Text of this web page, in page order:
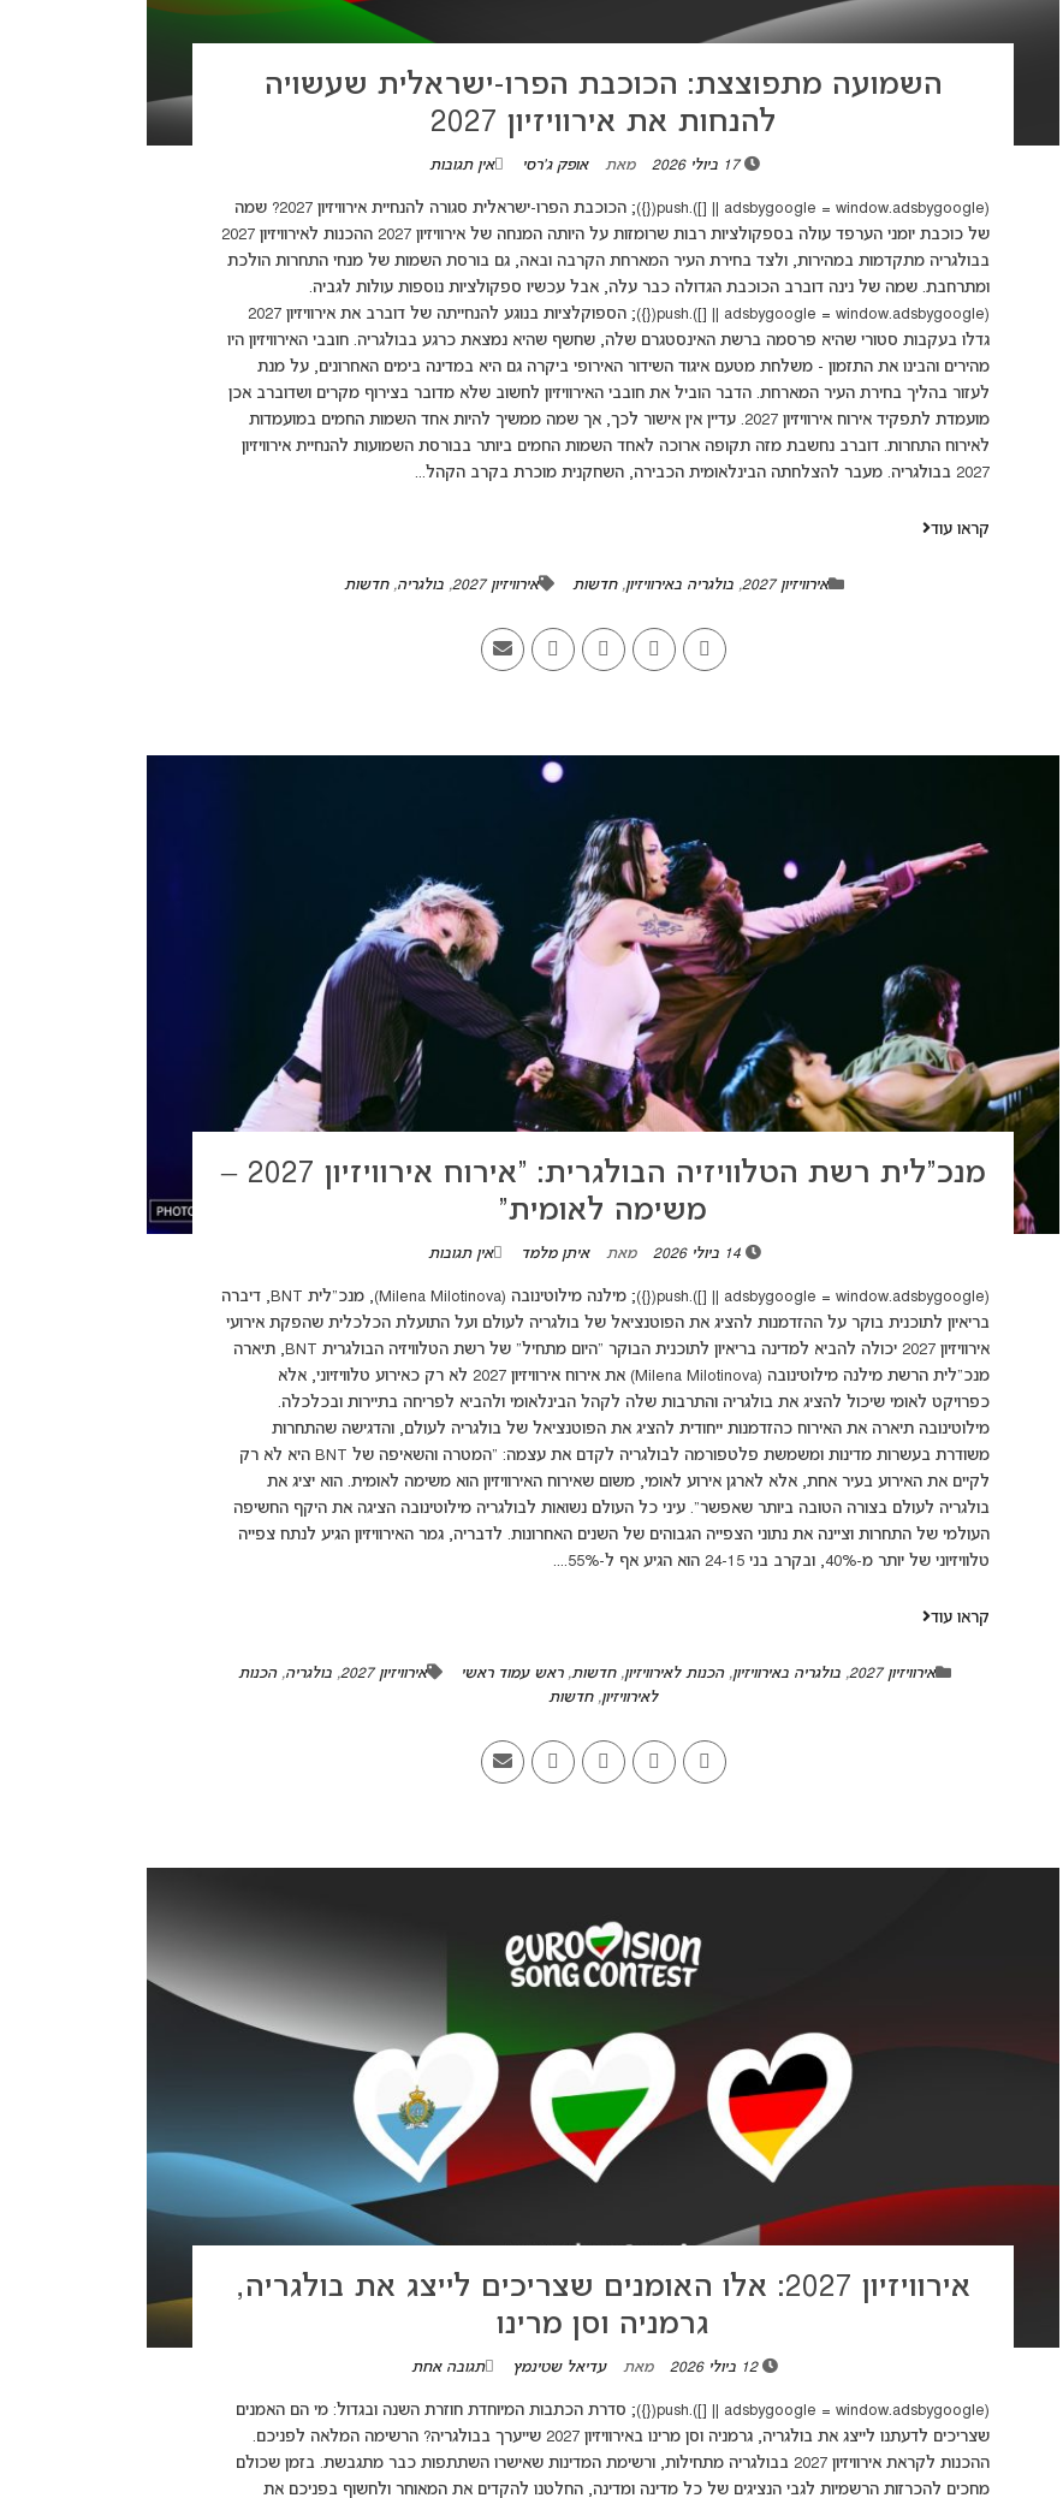
השמועה מתפוצצת: הכוכבת הפרו-ישראלית שעשויה
להנחות את אירוויזיון 2027
17 ביולי 2026 מאת אופק ג'רסי אין תגובות
(adsbygoogle = window.adsbygoogle || []).push({}); הכוכבת הפרו-ישראלית סגורה להנחיית אירוויזיון 2027? שמה
של כוכבת יומני הערפד עולה בספקולציות רבות שרומזות על היותה המנחה של אירוויזיון 2027 ההכנות לאירוויזיון 2027
בבולגריה מתקדמות במהירות, ולצד בחירת העיר המארחת הקרבה ובאה, גם בורסת השמות של מנחי התחרות הולכת
ומתרחבת. שמה של נינה דוברב הכוכבת הגדולה כבר עלה, אבל עכשיו ספקולציות נוספות עולות לגביה.
(adsbygoogle = window.adsbygoogle || []).push({}); הספוקלציות בנוגע להנחייתה של דוברב את אירוויזיון 2027
גדלו בעקבות סטורי שהיא פרסמה ברשת האינסטגרם שלה, שחשף שהיא נמצאת כרגע בבולגריה. חובבי האירוויזיון היו
מהירים והבינו את התזמון - משלחת מטעם איגוד השידור האירופי ביקרה גם היא במדינה בימים האחרונים, על מנת
לעזור בהליך בחירת העיר המארחת. הדבר הוביל את חובבי האירוויזיון לחשוב שלא מדובר בצירוף מקרים ושדוברב אכן
מועמדת לתפקיד אירוח אירוויזיון 2027. עדיין אין אישור לכך, אך שמה ממשיך להיות אחד השמות החמים במועמדות
לאירוח התחרות. דוברב נחשבת מזה תקופה ארוכה לאחד השמות החמים ביותר בבורסת השמועות להנחיית אירוויזיון
2027 בבולגריה. מעבר להצלחתה הבינלאומית הכבירה, השחקנית מוכרת בקרב הקהל...
קראו עוד
אירוויזיון 2027 , בולגריה באירוויזיון,חדשות אירוויזיון 2027 , בולגריה,חדשות
מנכ”לית רשת הטלוויזיה הבולגרית: “אירוח אירוויזיון 2027 –
משימה לאומית”
14 ביולי 2026 מאת איתן מלמד אין תגובות
(adsbygoogle = window.adsbygoogle || []).push({}); מילנה מילוטינובה (Milena Milotinova), מנכ"לית BNT, דיברה
בריאיון לתוכנית בוקר על ההזדמנות להציג את הפוטנציאל של בולגריה לעולם ועל התועלת הכלכלית שהפקת אירועי
אירוויזיון 2027 יכולה להביא למדינה בריאיון לתוכנית הבוקר "היום מתחיל" של רשת הטלוויזיה הבולגרית BNT, תיארה
מנכ"לית הרשת מילנה מילוטינובה (Milena Milotinova) את אירוח אירוויזיון 2027 לא רק כאירוע טלוויזיוני, אלא
כפרויקט לאומי שיכול להציג את בולגריה והתרבות שלה לקהל הבינלאומי ולהביא לפריחה בתיירות ובכלכלה.
מילוטינובה תיארה את האירוח כהזדמנות ייחודית להציג את הפוטנציאל של בולגריה לעולם, והדגישה שהתחרות
משודרת בעשרות מדינות ומשמשת פלטפורמה לבולגריה לקדם את עצמה: "המטרה והשאיפה של BNT היא לא רק
לקיים את האירוע בעיר אחת, אלא לארגן אירוע לאומי, משום שאירוח האירוויזיון הוא משימה לאומית. הוא יציג את
בולגריה לעולם בצורה הטובה ביותר שאפשר". עיני כל העולם נשואות לבולגריה מילוטינובה הציגה את היקף החשיפה
העולמי של התחרות וציינה את נתוני הצפייה הגבוהים של השנים האחרונות. לדבריה, גמר האירוויזיון הגיע לנתח צפייה
טלוויזיוני של יותר מ-40%, ובקרב בני 24-15 הוא הגיע אף ל-55%....
קראו עוד
אירוויזיון 2027 ,בולגריה באירוויזיון,הכנות לאירוויזיון,חדשות,ראש עמוד ראשי אירוויזיון 2027 ,בולגריה,הכנות
לאירוויזיון,חדשות
אירוויזיון 2027: אלו האומנים שצריכים לייצג את בולגריה,
גרמניה וסן מרינו
12 ביולי 2026 מאת עדיאל שטינמץ תגובה אחת
(adsbygoogle = window.adsbygoogle || []).push({}); סדרת הכתבות המיוחדת חוזרת השנה ובגדול: מי הם האמנים
שצריכים לדעתנו לייצג את בולגריה, גרמניה וסן מרינו באירוויזיון 2027 שייערך בבולגריה? הרשימה המלאה לפניכם.
ההכנות לקראת אירוויזיון 2027 בבולגריה מתחילות, ורשימת המדינות שאישרו השתתפות כבר מתגבשת. בזמן שכולם
מחכים להכרזות הרשמיות לגבי הנציגים של כל מדינה ומדינה, החלטנו להקדים את המאוחר ולחשוף בפניכם את